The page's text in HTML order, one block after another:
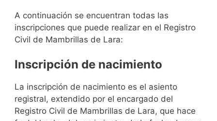
A continuación se encuentran todas las
inscripciones que puede realizar en el Registro
Civil de Mambrillas de Lara:
Inscripción de nacimiento
La inscripción de nacimiento es el asiento
registral, extendido por el encargado del
Registro Civil de Mambrillas de Lara, que hace